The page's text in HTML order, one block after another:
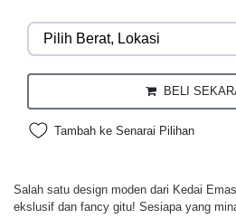
BELI
Tambah ke Senarai Pilihan
Salah satu design moden dari Kedai
ekslusif dan fancy gitu! Sesiapa yang